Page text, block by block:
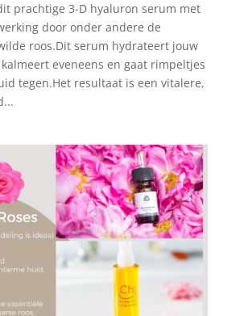
prachtige 3-D hyaluron serum met
door onder andere de
roos.Dit serum hydrateert jouw
eveneens en gaat rimpeltjes
tegen.Het resultaat is een vitalere,